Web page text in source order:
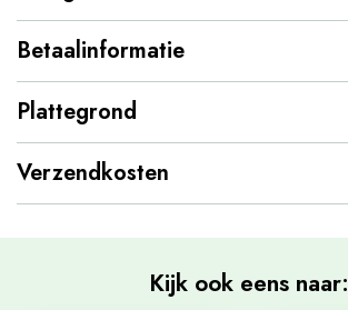
Betaalinformatie
Plattegrond
Verzendkosten
Kijk ook eens naar: